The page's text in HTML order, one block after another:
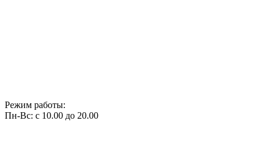
Режим работы:
Пн-Вс: с 10.00 до 20.00